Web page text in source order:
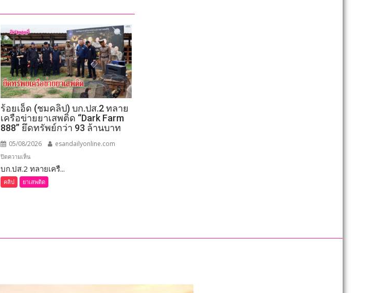
ร้อยเอ็ด (ชมคลิป) บก.ปส.2 ทลาย
เครือข่ายยาเสพติด “Dark Farm
888” ยึดทรัพย์กว่า 93 ล้านบาท
05/08/2026 esandailyonline.com
ปิดความเห็น
ร้อยเอ็ด
(ชม
คลิป)
บก.ปส.2 ทลายเครื...
คลิป ยาเสพติด